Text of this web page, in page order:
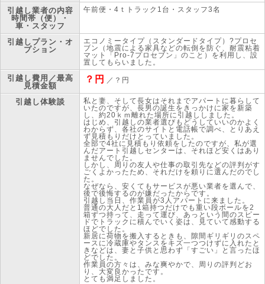
引越し業者の内容
時間帯（便）・
車・スタッフ
午前便・4ｔトラック1台・スタッフ3名
引越しプラン・オ
プション
エコノミータイプ（スタンダードタイプ）?プロセ
ブン（地震による家具などの転倒を防ぐ、耐震粘着
マット「Pro-7プロセブン」のこと）を利用し、設
置してもらいました。
引越し費用／最高
見積金額
？円 ／？円
引越し体験談
私と妻、そして長女はそれまでアパートに暮らして
いたのですが、長男の誕生をきっかけに家を新築
し、約20ｋｍ離れた場所に引越ししました。
はじめ、引越しの業者選びもどうしていいのかよく
わからず、各社のサイトと電話帳で調べ、とりあえ
ず見積もりだけとっていました。
全部で4社に見積もり依頼をしたのですが、私が選
んだアート引越しセンターは、それほど安くはあり
ませんでした。
しかし、周りの友人や仕事の取引先などの評判がす
ごくよかったため、それだけを頼りに選んだのでし
た。
なぜなら、安くてもサービスが悪い業者を選んで、
後で後悔するのが嫌だったからです。
引越し当日、作業員が3人アパートに来ました。
普通の大人だと1箱持つだけでも重い段ボールを2
箱ずつ持って、走って運び、あっという間のスピー
ドでトラックに積んでいく姿は、見ていて感動する
ほどでした。
新居に荷物を搬入するときも、隙間ギリギリのスペ
ースに冷蔵庫やタンスをキズ一つつけずに入れたと
きなどは、妻と子供と思わず「すごい」と言ったほ
どでした。
作業員の方々は、みな爽やかで、周りの評判どお
り、大変良かったです。
とても満足しました。